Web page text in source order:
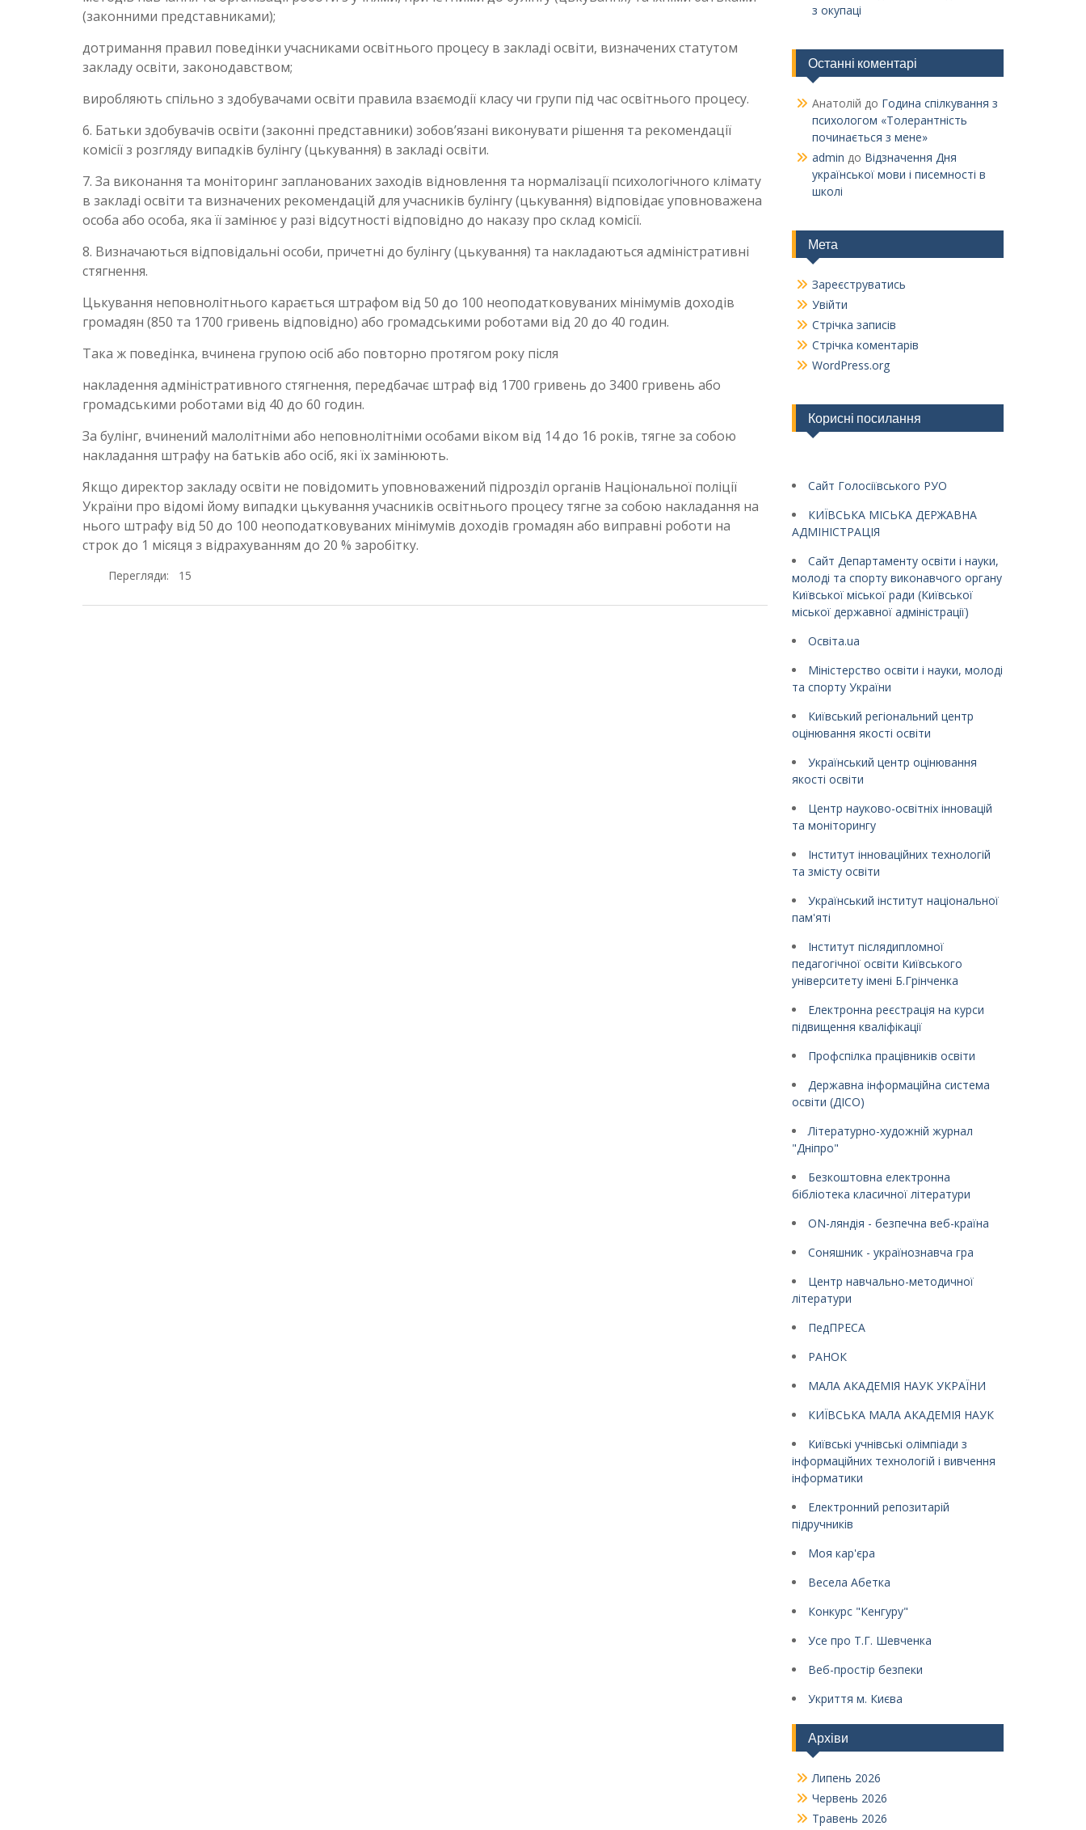
(законними представниками);
дотримання правил поведінки учасниками освітнього процесу в закладі освіти, визначених статутом
закладу освіти, законодавством;
виробляють спільно з здобувачами освіти правила взаємодії класу чи групи під час освітнього процесу.
6. Батьки здобувачів освіти (законні представники) зобов’язані виконувати рішення та рекомендації
комісії з розгляду випадків булінгу (цькування) в закладі освіти.
7. За виконання та моніторинг запланованих заходів відновлення та нормалізації психологічного клімату
в закладі освіти та визначених рекомендацій для учасників булінгу (цькування) відповідає уповноважена
особа або особа, яка її замінює у разі відсутності відповідно до наказу про склад комісії.
8. Визначаються відповідальні особи, причетні до булінгу (цькування) та накладаються адміністративні
стягнення.
Цькування неповнолітнього карається штрафом від 50 до 100 неоподатковуваних мінімумів доходів
громадян (850 та 1700 гривень відповідно) або громадськими роботами від 20 до 40 годин.
Така ж поведінка, вчинена групою осіб або повторно протягом року після
накладення адміністративного стягнення, передбачає штраф від 1700 гривень до 3400 гривень або
громадськими роботами від 40 до 60 годин.
За булінг, вчинений малолітніми або неповнолітніми особами віком від 14 до 16 років, тягне за собою
накладання штрафу на батьків або осіб, які їх замінюють.
Якщо директор закладу освіти не повідомить уповноважений підрозділ органів Національної поліції
України про відомі йому випадки цькування учасників освітнього процесу тягне за собою накладання на
нього штрафу від 50 до 100 неоподатковуваних мінімумів доходів громадян або виправні роботи на
строк до 1 місяця з відрахуванням до 20 % заробітку.
Перегляди: 15
з окупаці
Останні коментарі
Анатолій до Година спілкування з
психологом «Толерантність
починається з мене»
admin до Відзначення Дня
української мови і писемності в
школі
Мета
Зареєструватись
Увійти
Стрічка записів
Стрічка коментарів
WordPress.org
Корисні посилання
Сайт Голосіївського РУО
КИЇВСЬКА МІСЬКА ДЕРЖАВНА
АДМІНІСТРАЦІЯ
Сайт Департаменту освіти і науки,
молоді та спорту виконавчого органу
Київської міської ради (Київської
міської державної адміністрації)
Освіта.ua
Міністерство освіти і науки, молоді
та спорту України
Київський регіональний центр
оцінювання якості освіти
Український центр оцінювання
якості освіти
Центр науково-освітніх інновацій
та моніторингу
Інститут інноваційних технологій
та змісту освіти
Український інститут національної
пам'яті
Інститут післядипломної
педагогічної освіти Київського
університету імені Б.Грінченка
Електронна реєстрація на курси
підвищення кваліфікації
Профспілка працівників освіти
Державна інформаційна система
освіти (ДІСО)
Літературно-художній журнал
"Дніпро"
Безкоштовна електронна
бібліотека класичної літератури
ON-ляндія - безпечна веб-країна
Соняшник - українознавча гра
Центр навчально-методичної
літератури
ПедПРЕСА
РАНОК
МАЛА АКАДЕМІЯ НАУК УКРАЇНИ
КИЇВСЬКА МАЛА АКАДЕМІЯ НАУК
Київські учнівські олімпіади з
інформаційних технологій і вивчення
інформатики
Електронний репозитарій
підручників
Моя кар'єра
Весела Абетка
Конкурс "Кенгуру"
Усе про Т.Г. Шевченка
Веб-простір безпеки
Укриття м. Києва
Архіви
Липень 2026
Червень 2026
Травень 2026